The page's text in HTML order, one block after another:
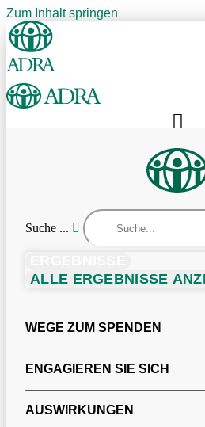
Zum Inhalt springen
Suche ...
ALLE ERGEBNISSE
WEGE ZUM SPENDEN
ENGAGIEREN SIE SICH
AUSWIRKUNGEN